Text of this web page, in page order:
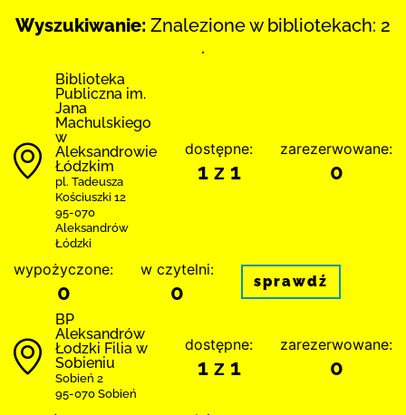
Wyszukiwanie: Znalezione w bibliotekach: 2
.
Biblioteka
Publiczna im.
Jana
Machulskiego
w
Aleksandrowie
Łódzkim
pl. Tadeusza
Kościuszki 12
95-070
Aleksandrów
Łódzki
dostępne:
1 z 1
zarezerwowane:
0
wypożyczone:
0
w czytelni:
0 sprawdź
BP
Aleksandrów
Łodzki Filia w
Sobieniu
Sobień 2
95-070 Sobień
dostępne:
1 z 1
zarezerwowane:
0